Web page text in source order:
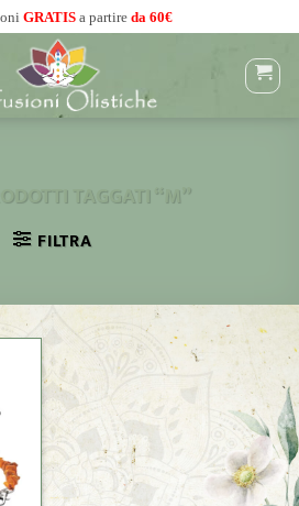
GRATIS a partire da 60€
TAGGATI “M”
FILTRA